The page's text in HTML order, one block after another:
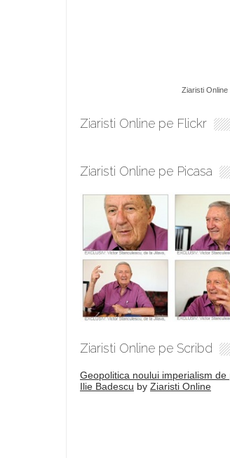
Ziaristi Online
Ziaristi Online pe Flickr
Ziaristi Online pe Picasa
Ziaristi Online pe Scribd
Geopolitica noului imperialism de
Ilie Badescu by Ziaristi Online